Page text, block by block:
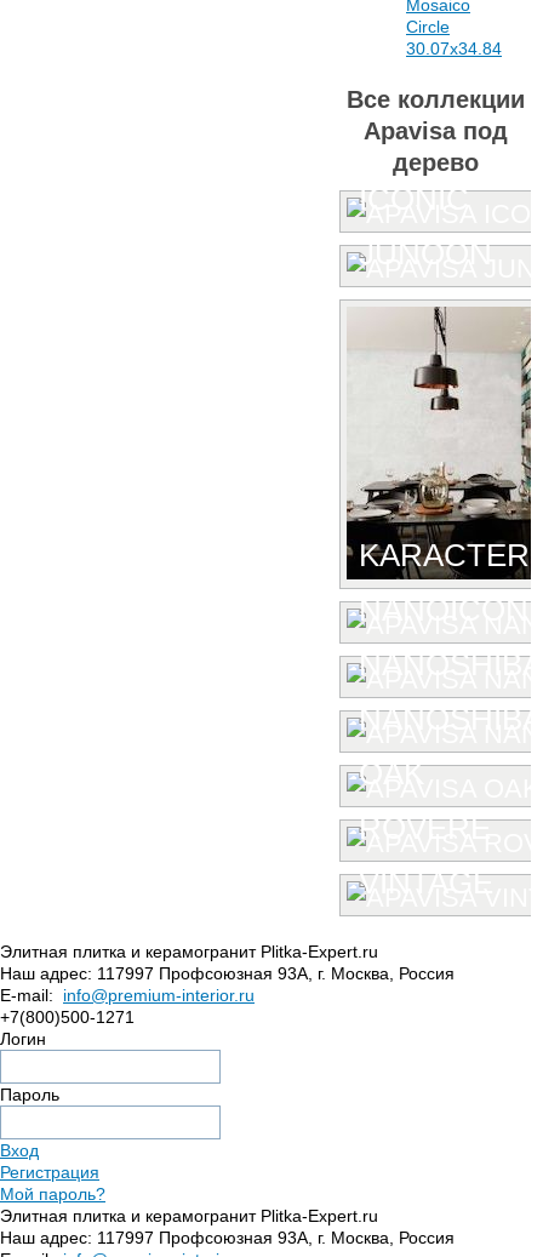
Все коллекции
Apavisa под
дерево
ICONIC
JUNOON
KARACTER
NANOSHIBA
OAK
ROVERE
VINTAGE
Элитная плитка и керамогранит Plitka-Expert.ru
Наш адрес: 117997 Профсоюзная 93А г. Москва
Россия
E-mail:
info@premium-interior.ru
+7(800)500-1271
Логин
Пароль
Вход
Регистрация
Мой пароль?
Элитная плитка и керамогранит Plitka-Expert.ru
Наш адрес: 117997 Профсоюзная 93А г. Москва
Россия